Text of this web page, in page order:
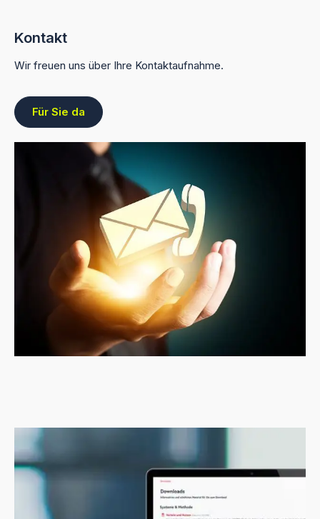
Kontakt
Wir freuen uns über Ihre Kontaktaufnahme.
Für Sie da